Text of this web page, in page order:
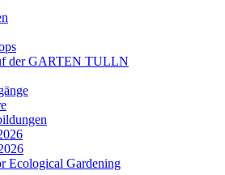
der GARTEN TULLN
Ecological Gardening